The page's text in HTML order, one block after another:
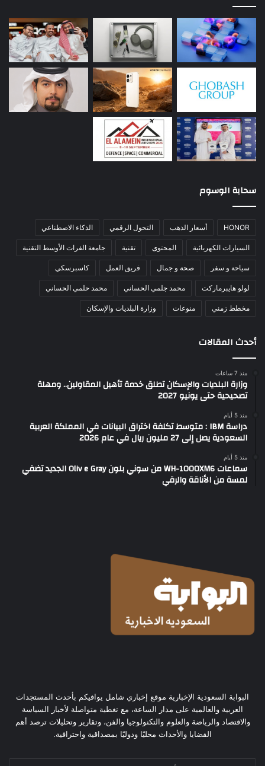
سحابة الوسوم
HONOR أسعار الذهب التحول الرقمي الذكاء الاصطناعي
السيارات الكهربائية المحتوى تقنية جامعة الفرات الأوسط التقنية
سياحة و سفر صحة و جمال فريق العمل كاسبرسكي
لولو هايبرماركت محمد جلمي الحساني محمد حلمي الحساني
مخطط زمني منوعات وزارة البلديات والإسكان
أحدث المقالات
منذ 7 ساعات
وزارة البلديات والإسكان تطلق خدمة تأهيل المقاولين.. ومهلة
تصحيحية حتى يونيو 2027
منذ 5 أيام
دراسة IBM : متوسط تكلفة اختراق البيانات في المملكة العربية
السعودية يصل إلى 27 مليون ريال في عام 2026
منذ 5 أيام
سماعات WH-1000XM6 من سوني بلون Oliv e Gray الجديد تضفي
لمسة من الأناقة والرقي
البوابة السعودية الإخبارية موقع إخباري شامل يوافيكم بأحدث المستجدات
العربية والعالمية على مدار الساعة، مع تغطية متواصلة لأخبار السياسة
والاقتصاد والرياضة والعلوم والتكنولوجيا والفن، وتقارير وتحليلات ترصد أهم
القضايا والأحداث محليًا ودوليًا بمصداقية واحترافية.